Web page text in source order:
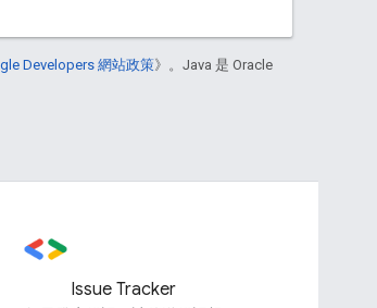
Developers 網站政策》。Java 是 Oracle
Issue Tracker